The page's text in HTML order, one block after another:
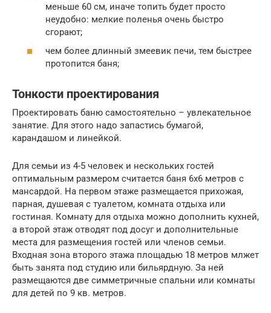
меньше 60 см, иначе топить будет просто
неудобно: мелкие поленья очень быстро
сгорают;
чем более длинный змеевик печи, тем быстрее
протопится баня;
Тонкости проектирования
Проектировать баню самостоятельно – увлекательное
занятие. Для этого надо запастись бумагой,
карандашом и линейкой.
Для семьи из 4-5 человек и нескольких гостей
оптимальным размером считается баня 6х6 метров с
мансардой. На первом этаже размещается прихожая,
парная, душевая с туалетом, комната отдыха или
гостиная. Комнату для отдыха можно дополнить кухней,
а второй этаж отводят под досуг и дополнительные
места для размещения гостей или членов семьи.
Входная зона второго этажа площадью 18 метров млжет
быть занята под студию или бильярдную. За ней
размещаются две симметричные спальни или комнаты
для детей по 9 кв. метров.